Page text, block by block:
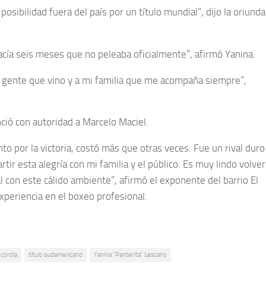
fuera del país por un título mundial”, dijo la oriunda
seis meses que no peleaba oficialmente”, afirmó Yanina.
que vino y a mi familia que me acompaña siempre”,
con autoridad a Marcelo Maciel.
por la victoria, costó más que otras veces. Fue un rival duro
esta alegría con mi familia y el público. Es muy lindo volver
con este cálido ambiente”, afirmó el exponente del barrio El
en el boxeo profesional.
título sudamericano Yanina "Panterita" Lescano